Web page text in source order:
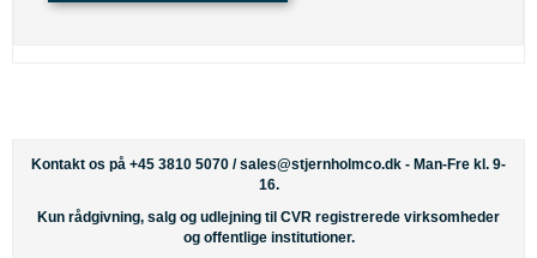
Kontakt os på +45 3810 5070 /sales@stjernholmco.dk - Man-Fre kl. 9-
16.
Kun rådgivning, salg og udlejning til CVR registrerede virksomheder
og offentlige institutioner.